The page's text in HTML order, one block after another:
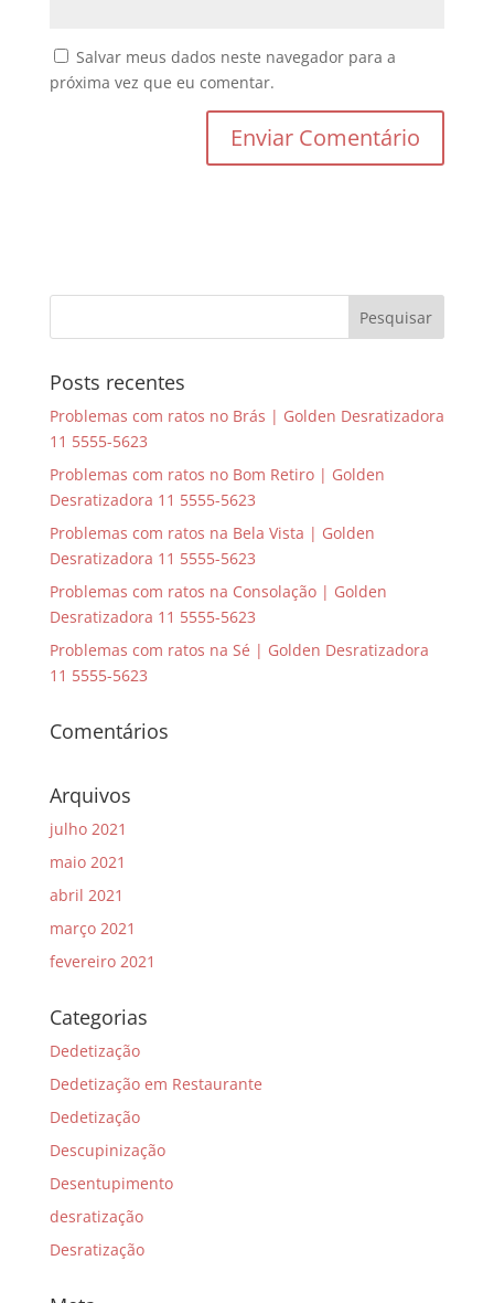
Salvar meus dados neste navegador para a
próxima vez que eu comentar.
Posts recentes
Problemas com ratos no Brás | Golden Desratizadora
11 5555-5623
Problemas com ratos no Bom Retiro | Golden
Desratizadora 11 5555-5623
Problemas com ratos na Bela Vista | Golden
Desratizadora 11 5555-5623
Problemas com ratos na Consolação | Golden
Desratizadora 11 5555-5623
Problemas com ratos na Sé | Golden Desratizadora
11 5555-5623
Comentários
Arquivos
julho 2021
maio 2021
abril 2021
março 2021
fevereiro 2021
Categorias
Dedetização
Dedetização em Restaurante
Dedetização
Descupinização
Desentupimento
desratização
Desratização